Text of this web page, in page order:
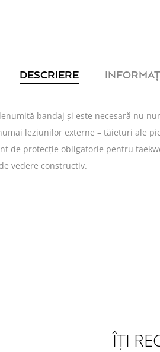
DESCRIERE
bandaj și este necesară nu
leziunilor externe – tăieturi ale
de protecție obligatorie pentru
vedere constructiv.
ÎȚI